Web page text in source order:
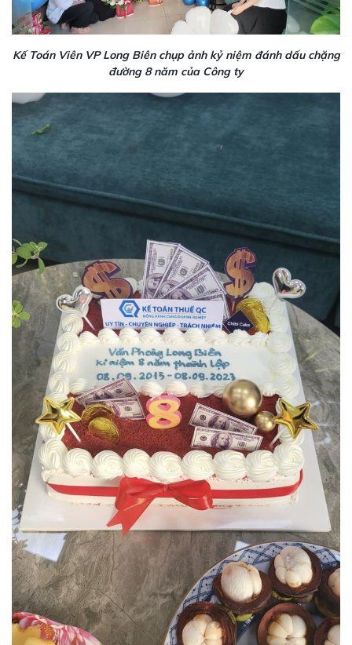
Kế Toán Viên VP Long Biên chụp ảnh kỷ niệm đánh dấu chặng
đường 8 năm của Công ty